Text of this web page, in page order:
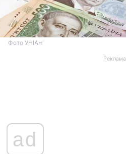
Фото УНІАН
Реклама
ad